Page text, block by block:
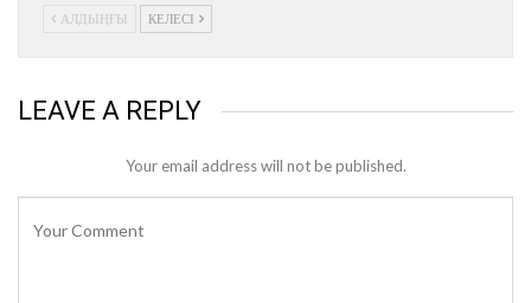
АЛДЫҢҒЫ КЕЛЕСІ
LEAVE A REPLY
Your email address will not be published.